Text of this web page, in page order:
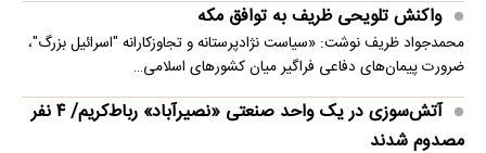
واکنش تلویحی ظریف به توافق مکه
محمدجواد ظریف نوشت: «سیاست نژادپرستانه و تجاوزکارانه "اسرائیل بزرگ"،
ضرورت پیمان‌های دفاعی فراگیر میان کشورهای اسلامی…
آتش‌سوزی در یک واحد صنعتی «نصیرآباد» رباط‌کریم/ ۴ نفر
مصدوم شدند